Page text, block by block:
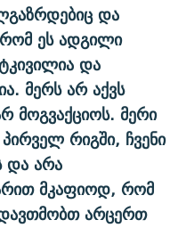
და
რომ ეს ადგილი
ა და
ა. მერს არ აქვს
მოგვაქციოს. მერი
რიგში, ჩვენი
და არა
მკაფიოდ, რომ
არცერთ